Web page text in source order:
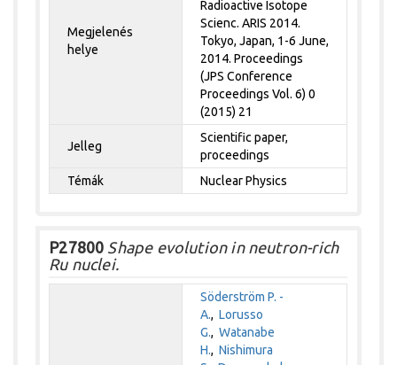
Megjelenés
helye
Radioactive Isotope
Scienc. ARIS 2014.
Tokyo, Japan, 1-6 June,
2014. Proceedings
(JPS Conference
Proceedings Vol. 6) 0
(2015) 21
Jelleg
Scientific paper,
proceedings
Témák
Nuclear Physics
P27800 Shape evolution in neutron-rich
Ru nuclei.
Söderström P. -
A.,Lorusso
G.,Watanabe
H.,Nishimura